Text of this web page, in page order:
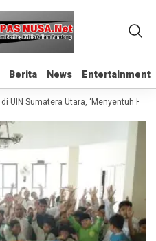
Berita News Entertainment
Berita News Entertainment
Sumatera Utara, ‘Menyentuh Hati